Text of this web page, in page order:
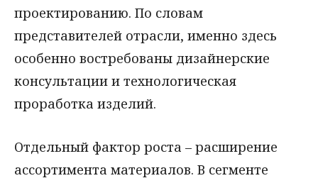
проектированию. По словам
представителей отрасли, именно здесь
особенно востребованы дизайнерские
консультации и технологическая
проработка изделий.
Отдельный фактор роста – расширение
ассортимента материалов. В сегменте